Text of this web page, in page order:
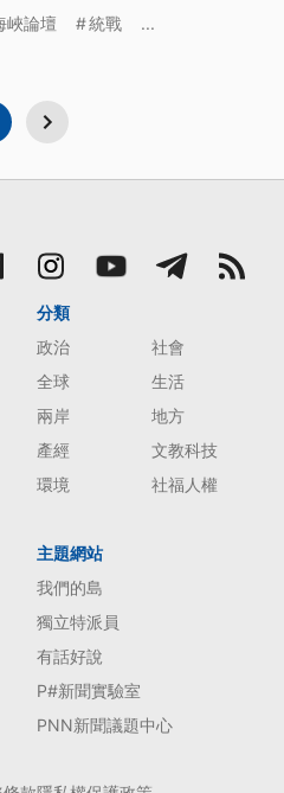
。）
峽論壇 統戰 ...
分類
政治
社會
全球
生活
兩岸
地方
產經
文教科技
環境
社福人權
主題網站
我們的島
獨立特派員
有話好說
P#新聞實驗室
PNN新聞議題中心